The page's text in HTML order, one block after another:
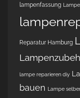
lampenfassung
Reparatur Hamburg
lampe reparieren diy
bauen Lampe